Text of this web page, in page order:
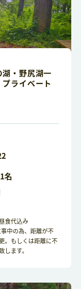
・野尻湖一
ライベート
名
食代込み
中の為、距離が不
。もしくは距離に不
ます。